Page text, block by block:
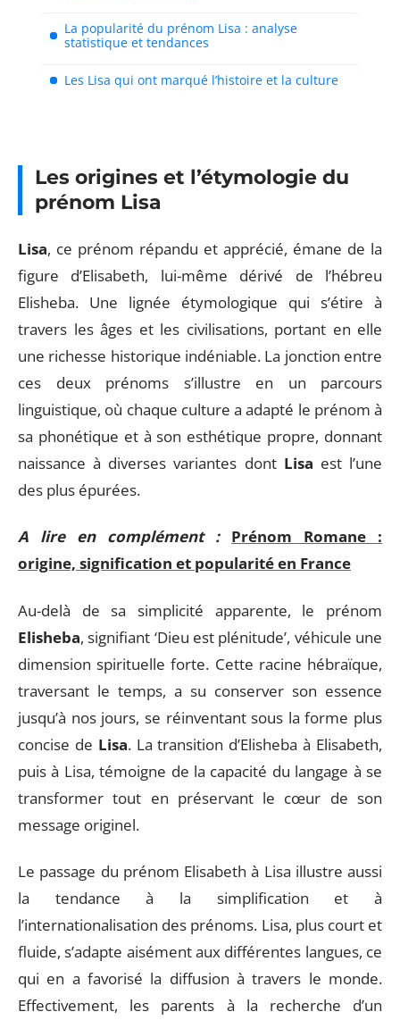
La popularité du prénom Lisa : analyse
statistique et tendances
Les Lisa qui ont marqué l’histoire et la culture
Les origines et l’étymologie du
prénom Lisa
Lisa, ce prénom répandu et apprécié, émane de la
figure d’Elisabeth, lui-même dérivé de l’hébreu
Elisheba. Une lignée étymologique qui s’étire à
travers les âges et les civilisations, portant en elle
une richesse historique indéniable. La jonction entre
ces deux prénoms s’illustre en un parcours
linguistique, où chaque culture a adapté le prénom à
sa phonétique et à son esthétique propre, donnant
naissance à diverses variantes dont Lisa est l’une
des plus épurées.
A lire en complément :
Prénom Romane :
origine, signification et popularité en France
Au-delà de sa simplicité apparente, le prénom
Elisheba, signifiant ‘Dieu est plénitude’, véhicule une
dimension spirituelle forte. Cette racine hébraïque,
traversant le temps, a su conserver son essence
jusqu’à nos jours, se réinventant sous la forme plus
concise de Lisa. La transition d’Elisheba à Elisabeth,
puis à Lisa, témoigne de la capacité du langage à se
transformer tout en préservant le cœur de son
message originel.
Le passage du prénom Elisabeth à Lisa illustre aussi
la tendance à la simplification et à
l’internationalisation des prénoms. Lisa, plus court et
fluide, s’adapte aisément aux différentes langues, ce
qui en a favorisé la diffusion à travers le monde.
Effectivement, les parents à la recherche d’un